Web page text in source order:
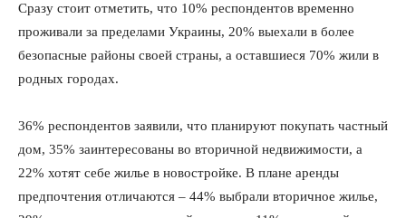
Сразу стоит отметить, что 10% респондентов временно
проживали за пределами Украины, 20% выехали в более
безопасные районы своей страны, а оставшиеся 70% жили в
родных городах.
36% респондентов заявили, что планируют покупать частный
дом, 35% заинтересованы во вторичной недвижимости, а
22% хотят себе жилье в новостройке. В плане аренды
предпочтения отличаются – 44% выбрали вторичное жилье,